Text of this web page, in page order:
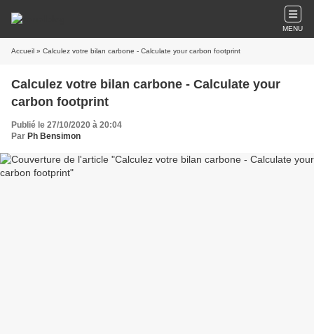
MENU
Accueil » Calculez votre bilan carbone - Calculate your carbon footprint
Calculez votre bilan carbone - Calculate your
carbon footprint
Publié le 27/10/2020 à 20:04
Par Ph Bensimon